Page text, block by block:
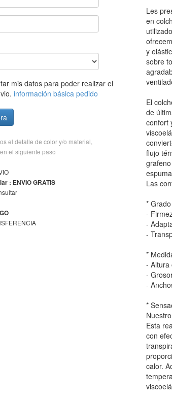
mis datos para poder realizar el
información básica pedido
el detalle de color y/o material,
el siguiente paso
: ENVIO GRATIS
Les
en
y
sobre
El
de
confort
flujo
Las
*
-
-
-
*
- Altura
-
-
*
Esta
con
calor.